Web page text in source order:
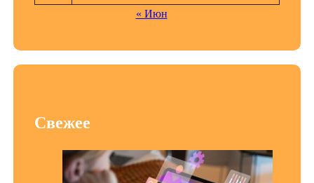
« Июн
Свежее